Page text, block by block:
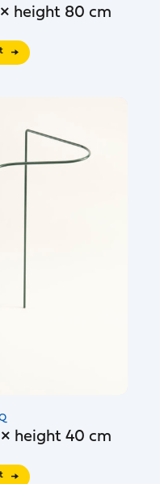
height 80 cm
height 40 cm